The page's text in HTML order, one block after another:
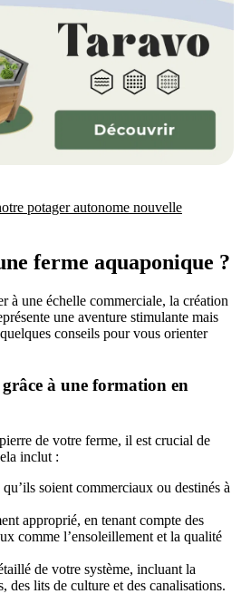
potager autonome nouvelle
ferme aquaponique ?
à une échelle commerciale, la création
une aventure stimulante mais
conseils pour vous orienter
à une formation en
de votre ferme, il est crucial de
inclut :
soient commerciaux ou destinés à
approprié, en tenant compte des
comme l’ensoleillement et la qualité
de votre système, incluant la
des lits de culture et des canalisations.